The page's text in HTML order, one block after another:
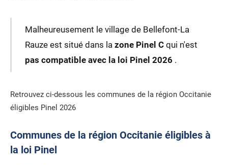
Malheureusement le village de Bellefont-La
Rauze est situé dans la zone Pinel Cqui n'est
pas compatible avec la loi Pinel 2026 .
Retrouvez ci-dessous les communes de la région Occitanie
éligibles Pinel 2026
Communes de la région Occitanie éligibles à
la loi Pinel